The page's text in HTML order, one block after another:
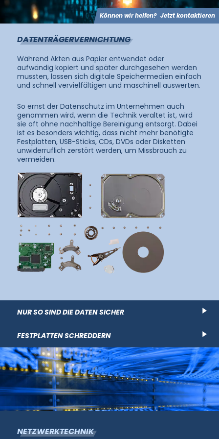
Können wir helfen? Jetzt kontaktieren
DATENTRÄGERVERNICHTUNG
Während Akten aus Papier entwendet oder
aufwändig kopiert und später durchgesehen werden
mussten, lassen sich digitale Speichermedien einfach
und schnell vervielfältigen und maschinell auswerten.
So ernst der Datenschutz im Unternehmen auch
genommen wird, wenn die Technik veraltet ist, wird
sie oft ohne nachhaltige Bereinigung entsorgt. Dabei
ist es besonders wichtig, dass nicht mehr benötigte
Festplatten, USB-Sticks, CDs, DVDs oder Disketten
unwiderruflich zerstört werden, um Missbrauch zu
vermeiden.
NUR SO SIND DIE DATEN SICHER
FESTPLATTEN SCHREDDERN
NETZWERKTECHNIK